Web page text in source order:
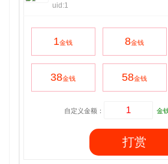
uid:1
1金钱 8金钱
38金钱 58金钱
自定义金额： 金
打赏